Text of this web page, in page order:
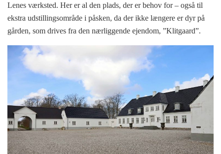
Lenes værksted. Her er al den plads, der er behov for – også til
ekstra udstillingsområde i påsken, da der ikke længere er dyr på
gården, som drives fra den nærliggende ejendom, ”Klitgaard”.